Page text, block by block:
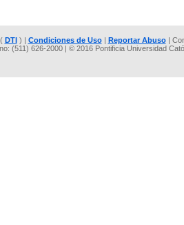
DTI) | Condiciones de Uso| Reportar Abuso|
(511) 626-2000 | © 2016 Pontificia Universidad